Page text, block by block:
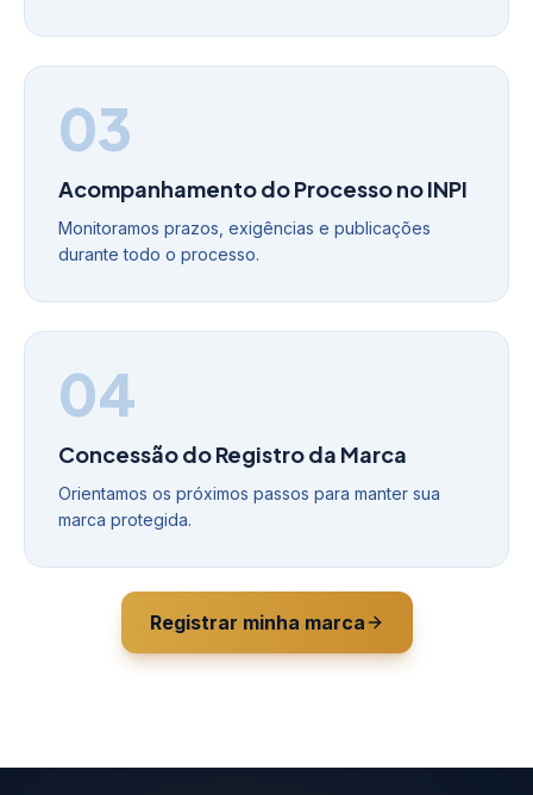
03
Acompanhamento do Processo no INPI
Monitoramos prazos, exigências e publicações
durante todo o processo.
04
Concessão do Registro da Marca
Orientamos os próximos passos para manter sua
marca protegida.
Registrar minha marca